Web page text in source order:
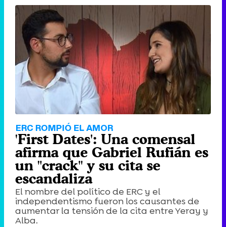
ERC ROMPIÓ EL AMOR
'First Dates': Una comensal
afirma que Gabriel Rufián es
un "crack" y su cita se
escandaliza
El nombre del político de ERC y el
independentismo fueron los causantes de
aumentar la tensión de la cita entre Yeray y
Alba.